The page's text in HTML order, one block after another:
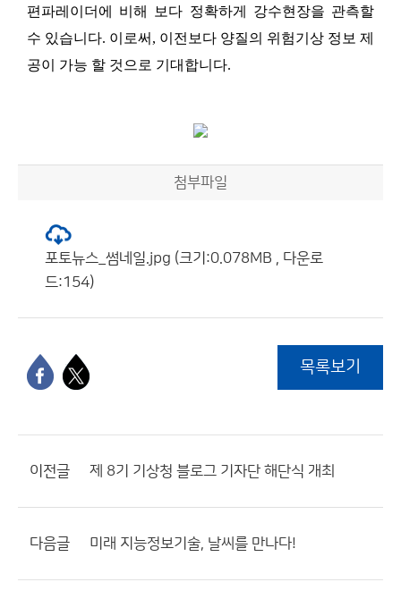
편파레이더에 비해 보다 정확하게 강수현장을 관측할
수 있습니다. 이로써 , 이전보다 양질의 위험기상 정보 제
공이 가능 할 것으로 기대합니다.
첨부파일
포토뉴스_썸네일.jpg (크기:0.078MB , 다운로
드:154)
목록보기
이전글 제 8기 기상청 블로그 기자단 해단식 개최
다음글 미래 지능정보기술, 날씨를 만나다!